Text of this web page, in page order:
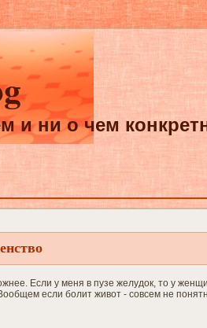
и ни о чем
Если у меня в пузе желудок, то у
если болит живот - совсем не